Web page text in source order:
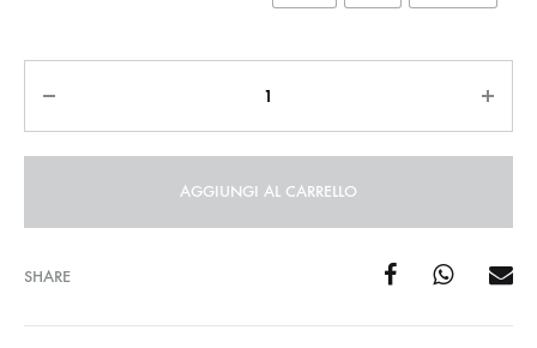
AGGIUNGI AL CARRELLO
SHARE